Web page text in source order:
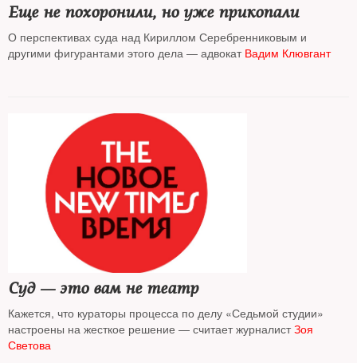
Еще не похоронили, но уже прикопали
О перспективах суда над Кириллом Серебренниковым и
другими фигурантами этого дела — адвокат Вадим Клювгант
Суд — это вам не театр
Кажется, что кураторы процесса по делу «Седьмой студии»
настроены на жесткое решение — считает журналистЗоя
Светова